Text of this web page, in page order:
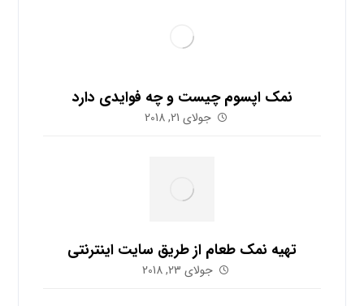
نمک اپسوم چیست و چه فوایدی دارد
جولای 21, 2018
تهیه نمک طعام از طریق سایت اینترنتی
جولای 23, 2018